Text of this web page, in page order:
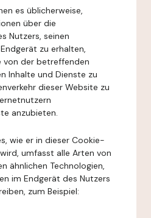
es üblicherweise,
über die
Nutzers, seinen
zu erhalten,
von der betreffenden
Inhalte und Dienste zu
dieser Website zu
anzubieten.
wie er in dieser Cookie-
umfasst alle Arten von
ähnlichen Technologien,
im Endgerät des Nutzers
zum Beispiel: